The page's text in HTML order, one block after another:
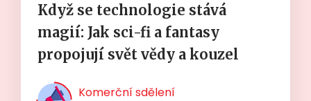
Když se technologie stává
magií: Jak sci-fi a fantasy
propojují svět vědy a kouzel
Komerční sdělení